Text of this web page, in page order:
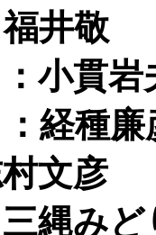
井敬
小貫岩
経種廉
文彦
縄みど